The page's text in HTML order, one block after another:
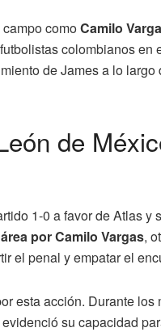
comoCamilo
colombianos
de James a lo
de
1-0 a favor de Atlas
por Camilo Vargas,
el penal y empatar el
esta acción. Durante
su capacidad